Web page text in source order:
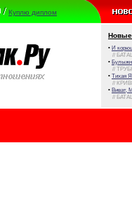
Куплю диплом
Новые
• И
//
•
//
• Тихая
//
• Виват,
//